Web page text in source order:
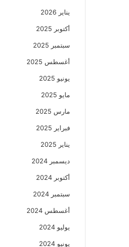
يناير 2026
أكتوبر 2025
سبتمبر 2025
أغسطس 2025
يونيو 2025
مايو 2025
مارس 2025
فبراير 2025
يناير 2025
ديسمبر 2024
أكتوبر 2024
سبتمبر 2024
أغسطس 2024
يوليو 2024
يونيو 2024